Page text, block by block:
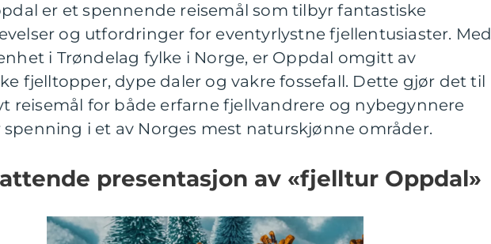
er et spennende reisemål som tilbyr fantastiske
og utfordringer for eventyrlystne fjellentusiaster. Med
i Trøndelag fylke i Norge, er Oppdal omgitt av
fjelltopper, dype daler og vakre fossefall. Dette gjør det til
reisemål for både erfarne fjellvandrere og nybegynnere
spenning i et av Norges mest naturskjønne områder.
presentasjon av «fjelltur Oppdal»